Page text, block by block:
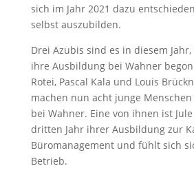
sich im Jahr 2021 dazu
selbst auszubilden.
Drei Azubis sind es in diesem
ihre Ausbildung bei Wahner
Rotei, Pascal Kala und Louis
machen nun acht junge
bei Wahner. Eine von ihnen ist
dritten Jahr ihrer Ausbildung zur
Büromanagement und fühlt sich
Betrieb.